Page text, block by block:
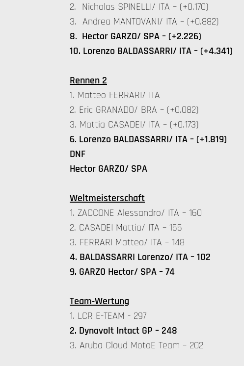
2. Nicholas SPINELLI/ ITA – (+0.170)
3. Andrea MANTOVANI/ ITA – (+0.882)
8. Hector GARZO/ SPA – (+2.226)
10. Lorenzo BALDASSARRI/ ITA – (+4.341)
Rennen 2
1. Matteo FERRARI/ ITA
2. Eric GRANADO/ BRA – (+0.082)
3. Mattia CASADEI/ ITA – (+0.173)
6. Lorenzo BALDASSARRI/ ITA – (+1.819)
DNF
Hector GARZO/ SPA
Weltmeisterschaft
1. ZACCONE Alessandro/ ITA – 160
2. CASADEI Mattia/ ITA – 155
3. FERRARI Matteo/ ITA – 148
4. BALDASSARRI Lorenzo/ ITA – 102
9. GARZO Hector/ SPA – 74
Team-Wertung
1. LCR E-TEAM - 297
2. Dynavolt Intact GP – 248
3. Aruba Cloud MotoE Team – 202